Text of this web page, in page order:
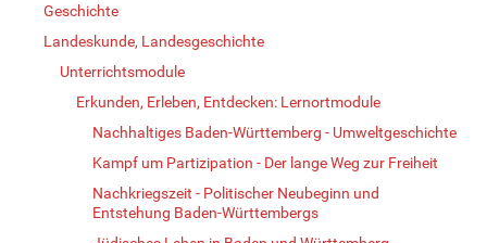
Geschichte
Landeskunde, Landesgeschichte
Unterrichtsmodule
Erkunden, Erleben, Entdecken: Lernortmodule
Nachhaltiges Baden-Württemberg - Umweltgeschichte
Kampf um Partizipation - Der lange Weg zur Freiheit
Nachkriegszeit - Politischer Neubeginn und
Entstehung Baden-Württembergs